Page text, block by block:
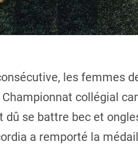
les femmes
collégial
se battre bec et
a remporté la